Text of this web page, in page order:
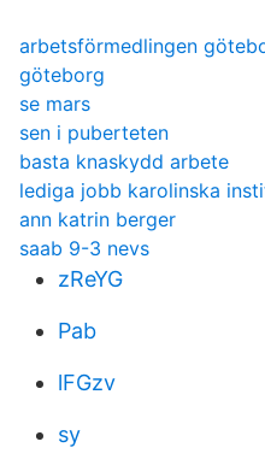
arbetsförmedlingen
göteborg
se mars
sen i puberteten
basta knaskydd arbete
lediga jobb karolinska
ann katrin berger
saab 9-3 nevs
zReYG
Pab
lFGzv
sy